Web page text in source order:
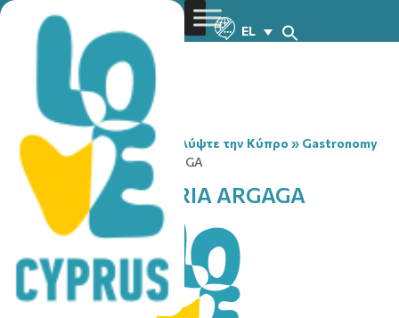
EL
You are here:Home» Ανακαλύψτε την Κύπρο » Gastronomy
» DA VINCI GELATERIA ARGAGA
DA VINCI GELATERIA ARGAGA